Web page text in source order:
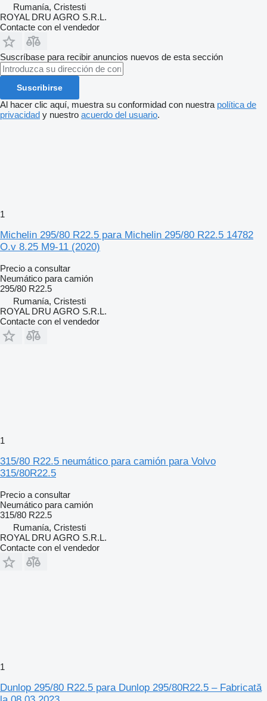
Rumanía, Cristesti
ROYAL DRU AGRO S.R.L.
Contacte con el vendedor
Suscríbase para recibir anuncios nuevos de esta sección
Suscribirse
Al hacer clic aquí, muestra su conformidad con nuestra política de
privacidad y nuestro acuerdo del usuario.
1
Michelin 295/80 R22.5 para Michelin 295/80 R22.5 14782
O.v 8.25 M9-11 (2020)
Precio a consultar
Neumático para camión
295/80 R22.5
Rumanía, Cristesti
ROYAL DRU AGRO S.R.L.
Contacte con el vendedor
1
315/80 R22.5 neumático para camión para Volvo
315/80R22.5
Precio a consultar
Neumático para camión
315/80 R22.5
Rumanía, Cristesti
ROYAL DRU AGRO S.R.L.
Contacte con el vendedor
1
Dunlop 295/80 R22.5 para Dunlop 295/80R22.5 – Fabricată